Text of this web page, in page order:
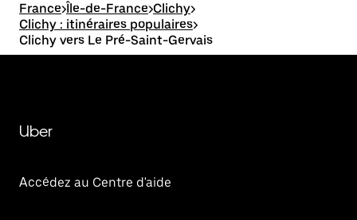
France>Île-de-France>Clichy>
Clichy : itinéraires populaires>
Clichy vers Le Pré-Saint-Gervais
Uber
Accédez au Centre d'aide